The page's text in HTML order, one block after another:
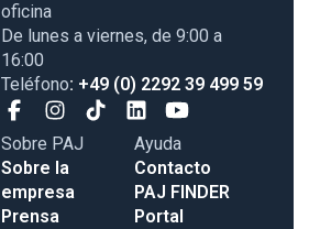
oficina
De lunes a viernes, de 9:00 a
16:00
Teléfono: +49 (0) 2292 39 499 59
Sobre PAJ
Sobre la
empresa
Prensa
Ayuda
Contacto
PAJ FINDER
Portal